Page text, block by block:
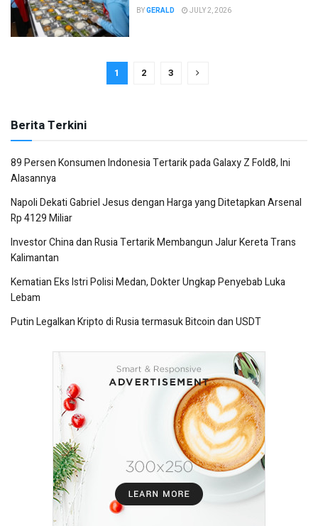
BYGERALD JULY 2, 2026
1 2 3
Berita Terkini
89 Persen Konsumen Indonesia Tertarik pada Galaxy Z Fold8, Ini
Alasannya
Napoli Dekati Gabriel Jesus dengan Harga yang Ditetapkan Arsenal
Rp 4129 Miliar
Investor China dan Rusia Tertarik Membangun Jalur Kereta Trans
Kalimantan
Kematian Eks Istri Polisi Medan, Dokter Ungkap Penyebab Luka
Lebam
Putin Legalkan Kripto di Rusia termasuk Bitcoin dan USDT